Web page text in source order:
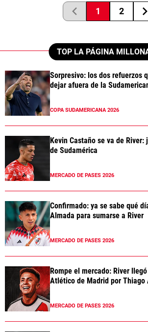
1 2
TOP LA PÁGINA
Sorpresivo: los dos refuerzos
dejar afuera de la
COPA SUDAMERICANA 2026
Kevin Castaño se va de
de Sudamérica
MERCADO DE PASES 2026
Confirmado: ya se sabe qué
Almada para sumarse a River
MERCADO DE PASES 2026
Rompe el mercado: River
Atlético de Madrid por Thiago
MERCADO DE PASES 2026